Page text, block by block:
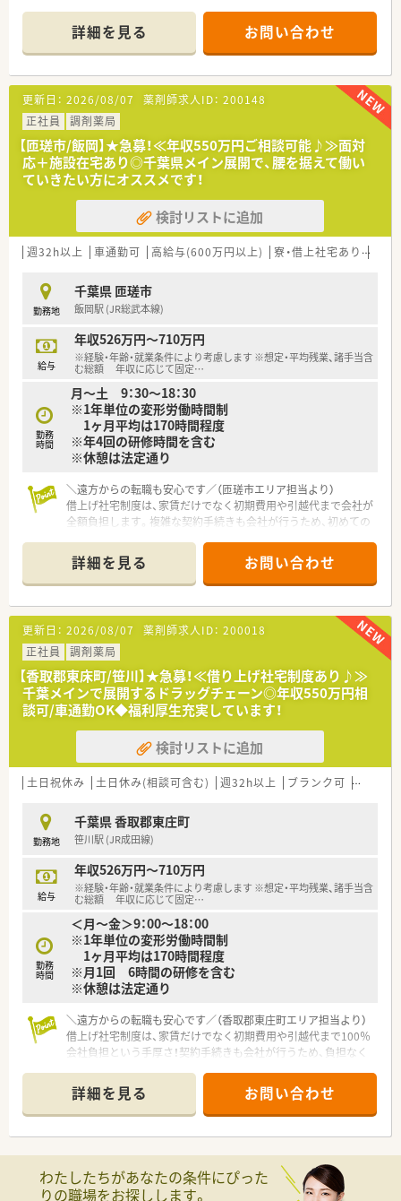
＊------------------------------------------＊
【店舗情報と応需状況について】
■旭駅から車で10分ほどの海に近い長閑なエリアに位置してお
り、地域の方々の健康を支えるドラッグストア併設型の調剤薬局
です。
■主に近隣の内科クリニックより処方箋を応需しており、1日あ
たりの枚数は約20枚程度と落ち着いたペースで業務に励めま
す。
■開局時間は月曜日から土曜日の18時までとなっており、夜遅
くなる心配がないため、規則正しい生活リズムを維持することが
可能です。
【こんな取り組みをしています】
■「パパママ育休プラス」を導入し、父母ともに育児休業を取得
できる環境を整えるなど、次世代育成支援に力を注いでおりま
■くるみんマーク認定企業として、お子様が小学校に入学するま
で1日6時間の時短勤務を選択できるなど、両立支援が徹底して
います。
■日本メディコムの最新薬局管理システムにより、各店舗をオン
ライン化して重複投与や副作用情報をリアルタイムで共有して
います。
【こんな方が活躍中】
■子育て中の薬剤師が多数在籍しており、急な看護休暇や短時間
勤務制度を活用しながら、正社員としてキャリアを継続させてい
ます。
■地域医療への貢献に熱意を持ち、看護師や登録販売者といった
す。
■海が近く自然豊かな環境を好み、仕事と趣味のサーフィンや釣
りなどを両立させて、充実した生活を送っているスタッフもいま
す。
詳細を見る お問い合わせ
更新日： 2026/08/07 薬剤師求人ID： 200148
正社員
調剤薬局
【匝瑳市/飯岡】★急募！≪年収550万円ご相談可能♪≫面対
応＋施設在宅あり◎千葉県メイン展開で、腰を据えて働い
ていきたい方にオススメです！
検討リストに追加
週32h以上 車通勤可 高給与(600万円以上) 寮・借上社宅あり
勤務地
千葉県 匝瑳市
飯岡駅 (JR総武本線)
給与
年収526万円～710万円
※経験・年齢・就業条件により考慮します ※想定・平均残業、諸手当含
む総額 年収に応じて固定…
勤務
時間
月～土 9：30～18：30
※1年単位の変形労働時間制
1ヶ月平均は170時間程度
※年4回の研修時間を含む
※休憩は法定通り
＼遠方からの転職も安心です／（匝瑳市エリア担当より）
借上げ社宅制度は、家賃だけでなく初期費用や引越代まで会社が
全額負担します。複雑な契約手続きも会社が行うため、初めての
＊------------------------------------------＊
【店舗情報と応需状況について】
■飯岡駅から車で10分ほどの距離に位置しており、国保匝瑳市
民病院の処方箋をメインに応需している調剤併設型の店舗で
す。
■内科や外科に加え、整形外科や耳鼻科など多科目を面で受けて
おり、1日あたり20枚から30枚程度の処方箋を扱っています。
■外来調剤だけでなく施設在宅業務にも注力しており、地域医療
の担い手として多職種と連携しながら幅広く活躍できる環境で
す。
【想定されるキャリアイメージ】
■独自のe-learningシステムは人事考課と連動しており、習熟度
に応じたランクアップ制度で着実に昇給を目指せる仕組みで
す。
際の受講料や教材費を貸し付ける支援制度も完備されていま
す。
■病院門前型から在宅専門薬局まで多様な店舗を保有している
ため、薬剤師として幅広い専門性を磨き続けることが可能でござ
います。
【想定されるモデル年収】
■調剤経験をお持ちの40代までの方であれば、年収500万円以上
のスタートも十分に可能で、経験が正当に評価される環境です。
■定期昇給に加えて資格手当や家族手当も充実しており、ライフ
ステージの変化に合わせて着実に収入を増やしていくことがで
きます。
備されており、将来に向けた資産形成も会社が強力にサポートし
ます。
詳細を見る お問い合わせ
更新日： 2026/08/07 薬剤師求人ID： 200018
正社員
調剤薬局
【香取郡東床町/笹川】★急募！≪借り上げ社宅制度あり♪≫
千葉メインで展開するドラッグチェーン◎年収550万円相
談可/車通勤OK◆福利厚生充実しています！
検討リストに追加
土日祝休み 土日休み(相談可含む) 週32h以上 ブランク可 残業な
勤務地
千葉県 香取郡東庄町
笹川駅 (JR成田線)
給与
年収526万円～710万円
※経験・年齢・就業条件により考慮します ※想定・平均残業、諸手当含
む総額 年収に応じて固定…
勤務
時間
＜月～金＞9：00～18：00
※1年単位の変形労働時間制
1ヶ月平均は170時間程度
※月1回 6時間の研修を含む
※休憩は法定通り
＼遠方からの転職も安心です／（香取郡東庄町エリア担当より）
借上げ社宅制度は、家賃だけでなく初期費用や引越代まで100％
会社負担という手厚さ！契約手続きも会社が行うため、負担なく
＊------------------------------------------＊
【店舗情報と応需状況について】
■笹川駅から車で3分ほどの場所に位置する、地域の方々の健康
を支えるドラッグストア併設型の調剤薬局でございます。
りの患者様に対して丁寧かつ深い服薬指導ができる環境です。
■特定の科目に偏らない面対応の処方箋を応需しているため、幅
広い医薬品の知識を維持しながら無理なく勤務することが可能
詳細を見る お問い合わせ
わたしたちがあなたの条件にぴった
りの職場をお探しします。